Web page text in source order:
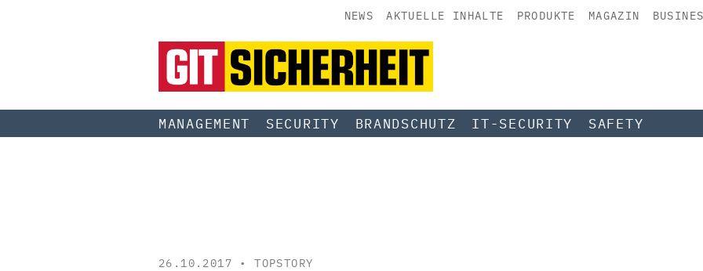
NEWS AKTUELLE INHALTE PRODUKTE MAGAZIN
MANAGEMENT SECURITY BRANDSCHUTZ IT-SECURITY SAFETY
26.10.2017 •TOPSTORY